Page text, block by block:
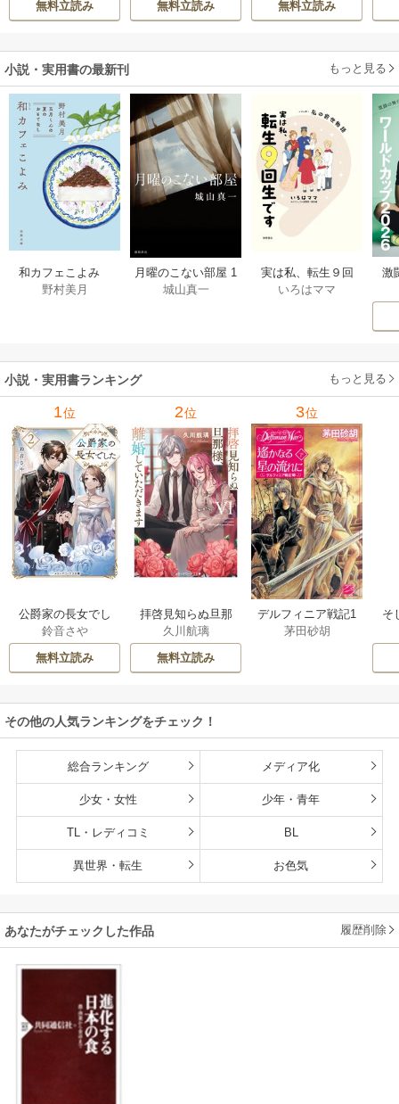
溺愛してくれてい
無料立読み 無料立読み
陛下に溺愛されて
無料立読み
小説・実用書の最新刊 もっと見る
和カフェこよみ
五月くんの夏のお
野村美月
月曜のこない部屋 1
巻
城山真一
実は私、転生９回
生です マンガ
いろはママ
激
小説・実用書ランキング もっと見る
1位
公爵家の長女でし
た
鈴音さや
無料立読み
2位
拝啓見知らぬ旦那
様、離婚していた
だきます
久川航璃
無料立読み
3位
デルフィニア戦記1
茅田砂胡
そ
その他の人気ランキングをチェック！
総合ランキング メディア化
少女・女性 少年・青年
TL・レディコミ BL
異世界・転生 お色気
あなたがチェックした作品 履歴削除